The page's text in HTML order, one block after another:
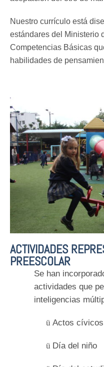
Nuestro currículo está
estándares del Ministerio
Competencias Básicas
habilidades de
ACTIVIDADES
PREESCOLAR
Se han
actividades que
inteligencias
ü Actos
ü Día del niño